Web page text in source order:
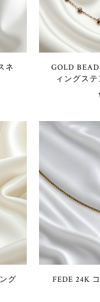
GOLD BEAD
ィングス
FEDE 24K